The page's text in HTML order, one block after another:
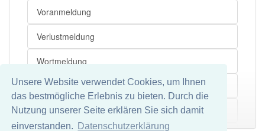
Unsere Website verwendet Cookies, um Ihnen
das bestmögliche Erlebnis zu bieten. Durch die
Nutzung unserer Seite erklären Sie sich damit
einverstanden.
Datenschutzerklärung
Voranmeldung
Verlustmeldung
Wortmeldung
Jubelmeldung
WasserstandsmeldungMehr